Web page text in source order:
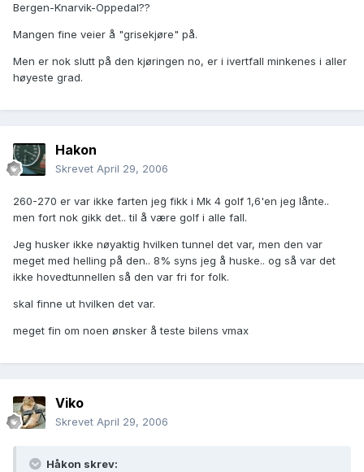
Bergen-Knarvik-Oppedal??
Mangen fine veier å "grisekjøre" på.
Men er nok slutt på den kjøringen no, er i ivertfall minkenes i aller
høyeste grad.
Hakon
Skrevet April 29, 2006
260-270 er var ikke farten jeg fikk i Mk 4 golf 1,6'en jeg lånte..
men fort nok gikk det.. til å være golf i alle fall.
Jeg husker ikke nøyaktig hvilken tunnel det var, men den var
meget med helling på den.. 8% syns jeg å huske.. og så var det
ikke hovedtunnellen så den var fri for folk.
skal finne ut hvilken det var.
meget fin om noen ønsker å teste bilens vmax
Viko
Skrevet April 29, 2006
Håkon skrev: